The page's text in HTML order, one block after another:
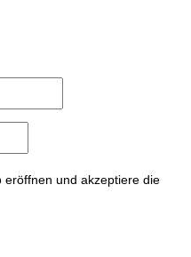
eröffnen und akzeptiere die